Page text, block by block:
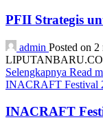
PFII Strategis
admin Posted on
Selengkapnya Read
INACRAFT Festival
INACRAFT